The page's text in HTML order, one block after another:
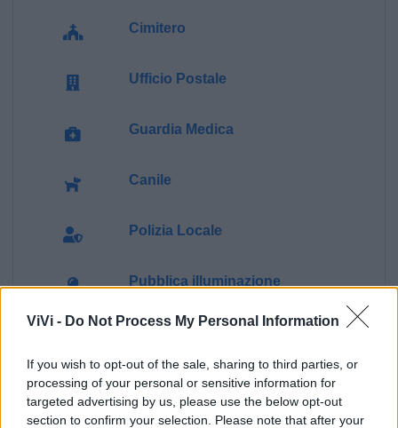
ViVi - Do Not Process My Personal Information
If you wish to opt-out of the sale, sharing to third parties, or
processing of your personal or sensitive information for
targeted advertising by us, please use the below opt-out
section to confirm your selection. Please note that after your
Cimitero
Ufficio Postale
Guardia Medica
Canile
Polizia Locale
Pubblica illuminazione
Ecocentro e rifiuti